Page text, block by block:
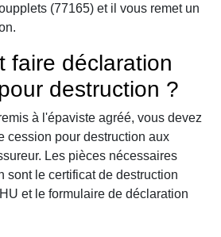
(77165) et il vous remet un
faire déclaration
destruction ?
à l'épaviste agréé, vous devez
cession pour destruction aux
Les pièces nécessaires
sont le certificat de destruction
et le formulaire de déclaration